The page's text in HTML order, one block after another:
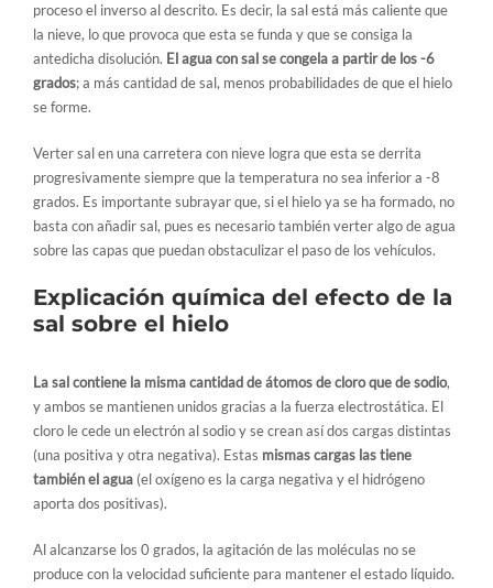
proceso el inverso al descrito. Es decir, la sal está más caliente que
la nieve, lo que provoca que esta se funda y que se consiga la
antedicha disolución. El agua con sal se congela a partir de los -6
grados; a más cantidad de sal, menos probabilidades de que el hielo
se forme.
Verter sal en una carretera con nieve logra que esta se derrita
progresivamente siempre que la temperatura no sea inferior a -8
grados. Es importante subrayar que, si el hielo ya se ha formado, no
basta con añadir sal, pues es necesario también verter algo de agua
sobre las capas que puedan obstaculizar el paso de los vehículos.
Explicación química del efecto de la
sal sobre el hielo
La sal contiene la misma cantidad de átomos de cloro que de sodio,
y ambos se mantienen unidos gracias a la fuerza electrostática. El
cloro le cede un electrón al sodio y se crean así dos cargas distintas
(una positiva y otra negativa). Estas mismas cargas las tiene
también el agua (el oxígeno es la carga negativa y el hidrógeno
aporta dos positivas).
Al alcanzarse los 0 grados, la agitación de las moléculas no se
produce con la velocidad suficiente para mantener el estado líquido.